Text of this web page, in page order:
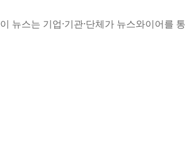
이 뉴스는 기업·기관·단체가 뉴스와이어를